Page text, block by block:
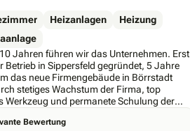
Heizanlagen
Heizung
Jahren führen wir das Unternehmen. Erst
Betrieb in Sippersfeld gegründet, 5 Jahre
das neue Firmengebäude in Börrstadt
stetiges Wachstum der Firma, top
Werkzeug und permanete Schulung der
halten wir die Qualität für Heizung und
Gute Beratung und Planung setzen wir
Bewertung